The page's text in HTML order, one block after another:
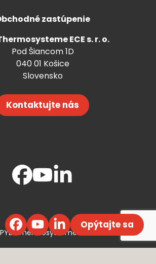
Opýtajte sa
zastúpenie
ECE s. r. o.
Pod Šiancom 1D
040 01 Košice
Slovensko
Kontaktujte nás
Thermosysteme ECE s. r. o.